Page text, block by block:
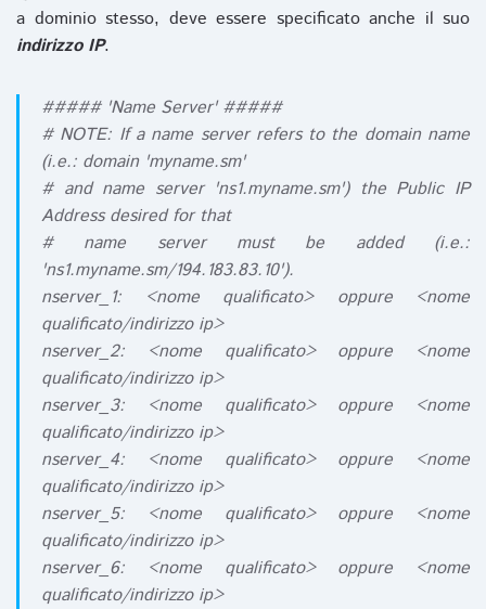
a dominio stesso, deve essere specificato anche il suo
indirizzo IP.
##### 'Name Server' #####
# NOTE: If a name server refers to the domain name
(i.e.: domain 'myname.sm'
# and name server 'ns1.myname.sm') the Public IP
Address desired for that
# name server must be added (i.e.:
'ns1.myname.sm/194.183.83.10').
nserver_1: <nome qualificato> oppure <nome
qualificato/indirizzo ip>
nserver_2: <nome qualificato> oppure <nome
qualificato/indirizzo ip>
nserver_3: <nome qualificato> oppure <nome
qualificato/indirizzo ip>
nserver_4: <nome qualificato> oppure <nome
qualificato/indirizzo ip>
nserver_5: <nome qualificato> oppure <nome
qualificato/indirizzo ip>
nserver_6: <nome qualificato> oppure <nome
qualificato/indirizzo ip>